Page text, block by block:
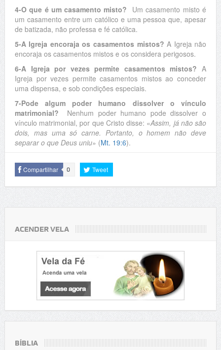
4-O que é um casamento misto? Um casamento misto é
um casamento entre um católico e uma pessoa que, apesar
de batizada, não professa e fé católica.
5-A Igreja encoraja os casamentos mistos? A Igreja não
encoraja os casamentos mistos e os considera perigosos.
6-A Igreja por vezes permite casamentos mistos? A
Igreja por vezes permite casamentos mistos ao conceder
uma dispensa, e sob condições especiais.
7-Pode algum poder humano dissolver o vínculo
matrimonial? Nenhum poder humano pode dissolver o
vínculo matrimonial, por que Cristo disse: «Assim, já não são
dois, mas uma só carne. Portanto, o homem não deve
separar o que Deus uniu» (Mt. 19:6).
Compartilhar 0 Tweet
ACENDER VELA
BÍBLIA